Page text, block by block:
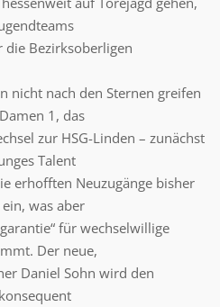
die Bezirksoberligen
nicht nach den Sternen greifen
1, das
zur HSG-Linden – zunächst
Talent
erhofften Neuzugänge bisher
was aber
für wechselwillige
Der neue,
Daniel Sohn wird den